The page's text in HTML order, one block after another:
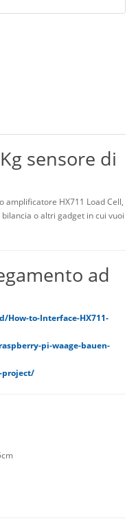
sensore di
amplificatore HX711 Load Cell,
o altri gadget in cui vuoi
ad
to-Interface-HX711-
pi-waage-bauen-
project/